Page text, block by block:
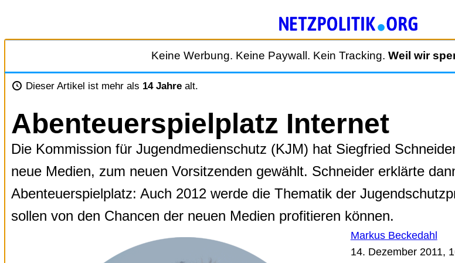
Inhalt
Keine Werbung. Keine Paywall. Kein Tracking. Weil wir
Dieser Artikel ist mehr als 14 Jahrealt.
Abenteuerspielplatz Internet
Die Kommission für Jugendmedienschutz (KJM) hat Siegfried
neue Medien, zum neuen Vorsitzenden gewählt. Schneider erklärte
Abenteuerspielplatz: Auch 2012 werde die Thematik der
sollen von den Chancen der neuen Medien profitieren können.
Markus Beckedahl
14. Dezember 2011,